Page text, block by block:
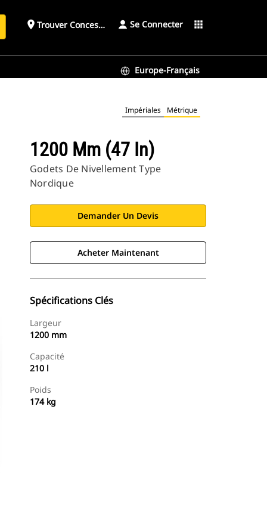
place Trouver ConcessionnaireSe Connecter apps
Europe-Français
Impériales Métrique
1200 Mm (47 In)
Godets De Nivellement Type
Nordique
Demander Un Devis
Acheter Maintenant
Spécifications Clés
Largeur
1200 mm
Capacité
210 l
Poids
174 kg